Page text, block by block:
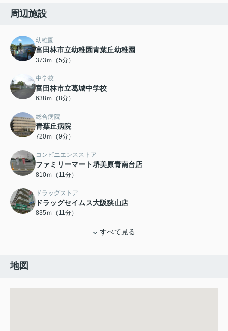
周辺施設
幼稚園
富田林市立幼稚園青葉丘幼稚園
373ｍ（5分）
中学校
富田林市立葛城中学校
638ｍ（8分）
総合病院
青葉丘病院
720ｍ（9分）
コンビニエンスストア
ファミリーマート堺美原青南台店
810ｍ（11分）
ドラッグストア
ドラッグセイムス大阪狭山店
835ｍ（11分）
すべて見る
地図